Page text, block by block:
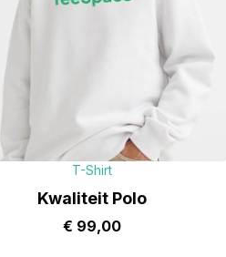
T-Shirt
Kwaliteit Polo
€ 99,00